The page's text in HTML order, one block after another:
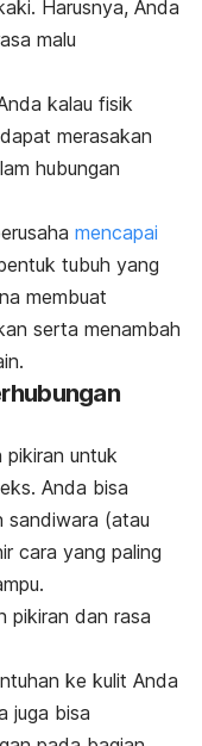
Harusnya, Anda
malu
kalau fisik
merasakan
hubungan
mencapai
tubuh yang
membuat
serta menambah
pikiran untuk
Anda bisa
sandiwara (atau
cara yang paling
pikiran dan rasa
ke kulit Anda
juga bisa